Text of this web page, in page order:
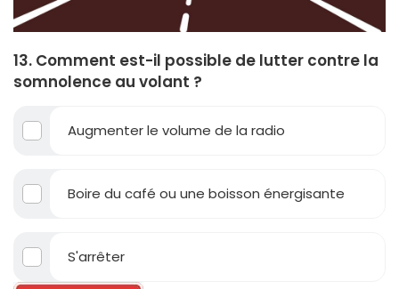
13. Comment est-il possible de lutter contre la
somnolence au volant ?
Augmenter le volume de la radio
Boire du café ou une boisson énergisante
S'arrêter